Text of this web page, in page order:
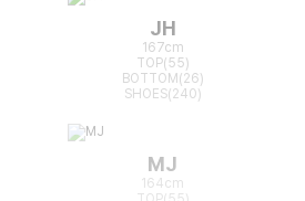
JH
167cm
TOP(55)
BOTTOM(26)
SHOES(240)
MJ
164cm